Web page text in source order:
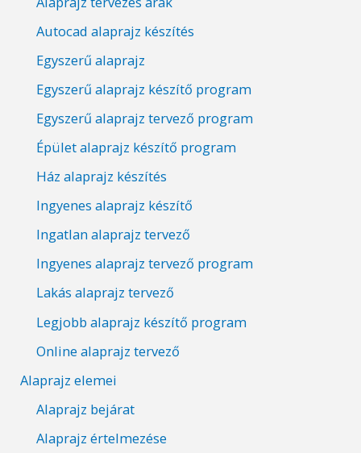
Autocad alaprajz készítés
Egyszerű alaprajz
Egyszerű alaprajz készítő program
Egyszerű alaprajz tervező program
Épület alaprajz készítő program
Ház alaprajz készítés
Ingyenes alaprajz készítő
Ingatlan alaprajz tervező
Ingyenes alaprajz tervező program
Lakás alaprajz tervező
Legjobb alaprajz készítő program
Online alaprajz tervező
Alaprajz elemei
Alaprajz bejárat
Alaprajz értelmezése